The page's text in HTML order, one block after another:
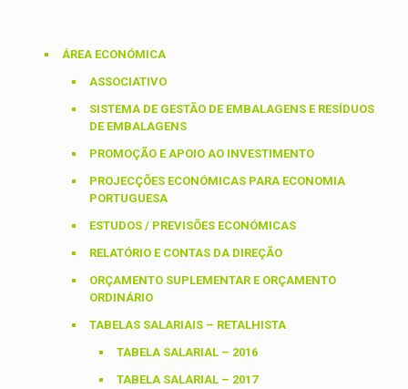
ÁREA ECONÓMICA
ASSOCIATIVO
SISTEMA DE GESTÃO DE EMBALAGENS E RESÍDUOS
DE EMBALAGENS
PROMOÇÃO E APOIO AO INVESTIMENTO
PROJECÇÕES ECONÓMICAS PARA ECONOMIA
PORTUGUESA
ESTUDOS / PREVISÕES ECONÓMICAS
RELATÓRIO E CONTAS DA DIREÇÃO
ORÇAMENTO SUPLEMENTAR E ORÇAMENTO
ORDINÁRIO
TABELAS SALARIAIS – RETALHISTA
TABELA SALARIAL – 2016
TABELA SALARIAL – 2017